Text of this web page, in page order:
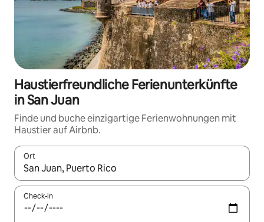
Haustierfreundliche Ferienunterkünfte
in San Juan
Finde und buche einzigartige Ferienwohnungen mit
Haustier auf Airbnb.
Ort
Wenn Ergebnisse verfügbar sind, navigiere mit den
Check-in